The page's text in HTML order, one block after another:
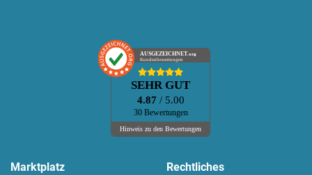
AUSGEZEICHNET.org
Kundenbewertungen
SEHR GUT
4.87 / 5.00
30 Bewertungen
Hinweis zu den Bewertungen
Marktplatz Rechtliches